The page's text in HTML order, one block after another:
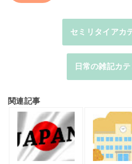
セミリタイアカ
日常の雑記カテ
関連記事